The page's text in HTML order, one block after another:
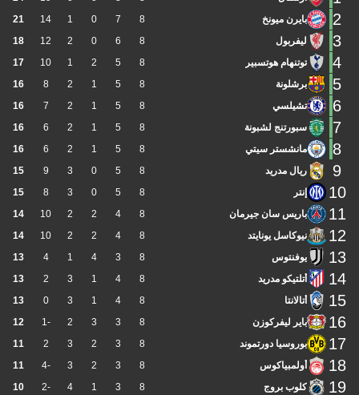
2 بايرن ميونخ 8
7
0
1
14
21
3 ليفربول 8
6
0
2
12
18
4 توتنهام هوتسبير 8
5
2
1
10
17
5 برشلونة 8
5
1
2
8
16
6 تشيلسي 8
5
1
2
7
16
7 سبورتنج لشبونة 8
5
1
2
6
16
8 مانشستر سيتي 8
5
1
2
6
16
9 ريال مدريد 8
5
0
3
9
15
10 إنتر 8
5
0
3
8
15
11 باريس سان جيرمان 8
4
2
2
10
14
12 نيوكاسل يونايتد 8
4
2
2
10
14
13 يوفنتوس 8
3
4
1
4
13
14 أتلتيكو مدريد 8
4
1
3
2
13
15 أتالانتا 8
4
1
3
0
13
16 باير ليفركوزن 8
3
3
2
-1
12
17 بوروسيا دورتموند 8
3
2
3
2
11
18 أولمبياكوس 8
3
2
3
-4
11
19 كلوب بروج 8
3
1
4
-2
10